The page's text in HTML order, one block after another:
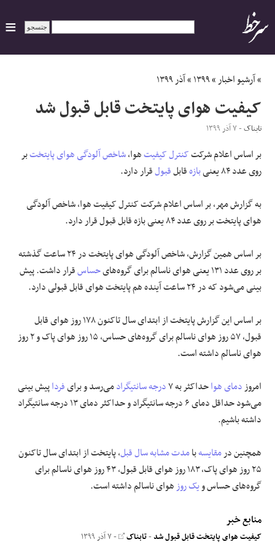
ایران
سیاسی
ورزشی
جهان
حوادث
فرهنگی و هنری
»آرشیو اخبار»۱۳۹۹»آذر ۱۳۹۹
کیفیت هوای پایتخت قابل قبول شد
تابناک- ۷ آذر ۱۳۹۹
بر اساس اعلام شرکتکنترل کیفیتهوا،شاخصآلودگیهوایپایتختبر
روی عدد ۸۴ یعنی
بازهقابلقبولقرار دارد.
به گزارش مهر، بر اساس اعلام شرکت کنترل کیفیت هوا، شاخص آلودگی
هوای پایتخت بر روی عدد ۸۴ یعنی بازه قابل قبول قرار دارد.
بر اساس همین گزارش، شاخص آلودگی هوای پایتخت در ۲۴ ساعت گذشته
بر روی عدد ۱۳۱ یعنی هوای ناسالم برای گروه‌های
حساسقرار داشت. پیش
بینی می‌شود که در ۲۴ ساعت آینده هم پایتخت هوای قابل قبولی دارد.
بر اساس این گزارش پایتخت از ابتدای سال تاکنون ۱۷۸ روز هوای قابل
قبول، ۵۷ روز هوای ناسالم برای گروه‌های حساس، ۱۵ روز هوای پاک و ۲ روز
هوای ناسالم داشته است.
امروزدمای هواحداکثر به ۷ درجه سانتیگرادمی‌رسد و برایفرداپیش بینی
می‌شود حداقل دمای ۶ درجه سانتیگراد و حداکثر دمای ۱۳ درجه سانتیگراد
داشته باشیم.
همچنین درمقایسهبامدت مشابه سال قبل، پایتخت از ابتدای سال تاکنون
۲۵ روز هوای پاک، ۱۸۳ روز هوای قابل قبول، ۴۳ روز هوای ناسالم برای
گروه‌های حساس ویک روزهوای ناسالم داشته است.
منابع خبر
کیفیت هوای پایتخت قابل قبول شد-تابناک - ۷ آذر ۱۳۹۹